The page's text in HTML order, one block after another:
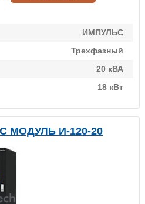
ИМПУЛЬС
Трехфазный
20 кВА
18 кВт
МОДУЛЬ И-120-20